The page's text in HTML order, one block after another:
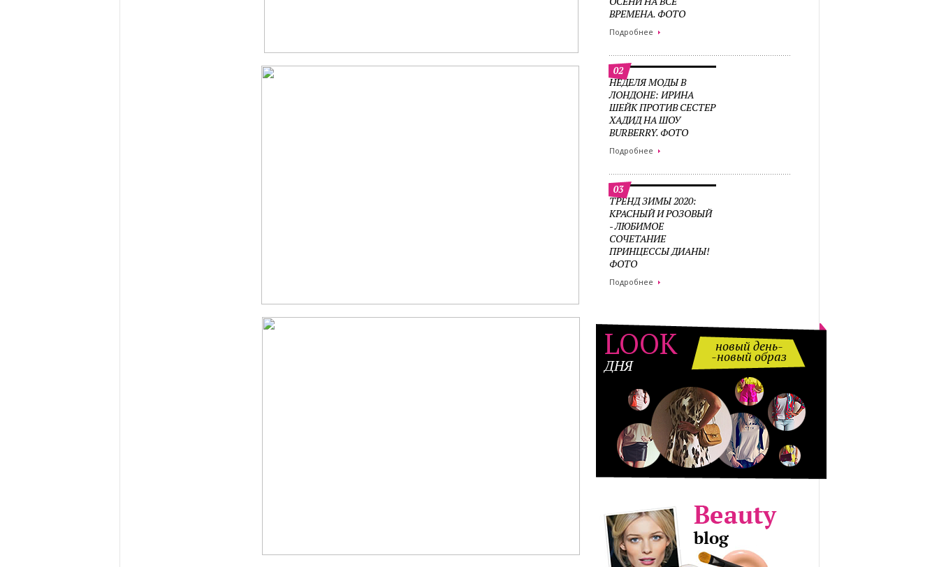
ВРЕМЕНА. ФОТО
Подробнее
02
НЕДЕЛЯ МОДЫ В
ЛОНДОНЕ: ИРИНА
ШЕЙК ПРОТИВ СЕСТЕР
ХАДИД НА ШОУ
BURBERRY. ФОТО
Подробнее
03
ТРЕНД ЗИМЫ 2020:
КРАСНЫЙ И РОЗОВЫЙ
- ЛЮБИМОЕ
СОЧЕТАНИЕ
ПРИНЦЕССЫ ДИАНЫ!
ФОТО
Подробнее
LOOK
ДНЯ
новый день-
-новый образ